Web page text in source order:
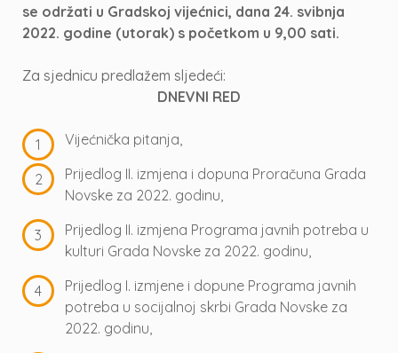
se održati u Gradskoj vijećnici, dana 24. svibnja
2022. godine (utorak) s početkom u 9,00 sati.
Za sjednicu predlažem sljedeći:
DNEVNI RED
Vijećnička pitanja,
Prijedlog II. izmjena i dopuna Proračuna Grada
Novske za 2022. godinu,
Prijedlog II. izmjena Programa javnih potreba u
kulturi Grada Novske za 2022. godinu,
Prijedlog I. izmjene i dopune Programa javnih
potreba u socijalnoj skrbi Grada Novske za
2022. godinu,